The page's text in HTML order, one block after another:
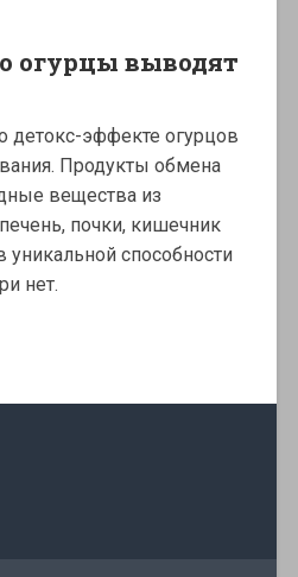
огурцы выводят
детокс-эффекте огурцов
Продукты обмена
вещества из
почки, кишечник
уникальной способности
нет.